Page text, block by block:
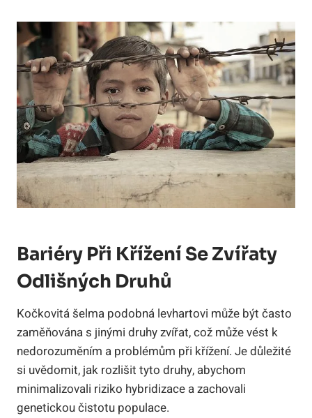
Bariéry Při Křížení Se Zvířaty
Odlišných Druhů
Kočkovitá šelma podobná levhartovi může být často
zaměňována s jinými druhy zvířat, což může vést k
nedorozuměním a problémům při křížení. Je důležité
si uvědomit, jak rozlišit tyto druhy, abychom
minimalizovali riziko hybridizace a zachovali
genetickou čistotu populace.